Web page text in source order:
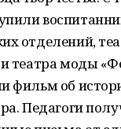
отделений,
театра моды
фильм об
Педагоги